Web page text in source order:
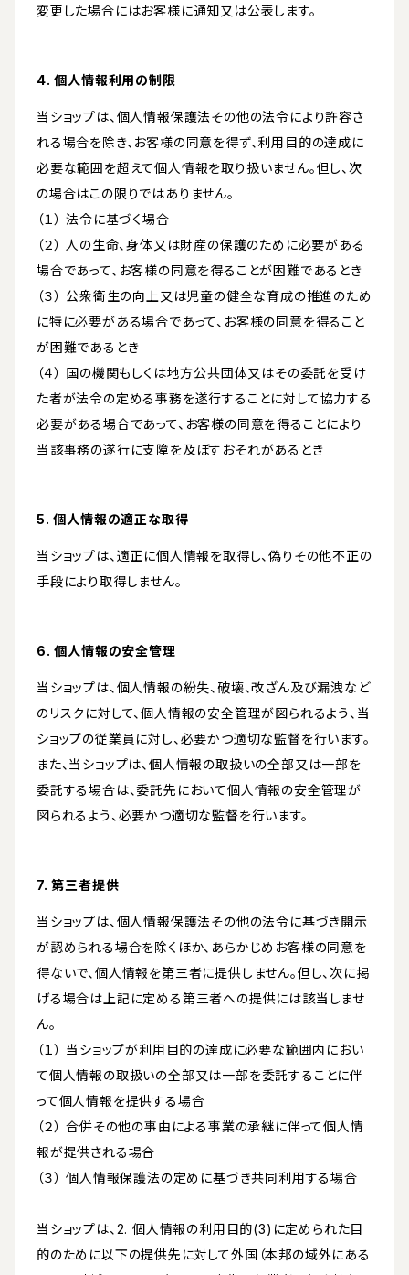
変更した場合にはお客様に通知又は公表します。
4. 個人情報利用の制限
当ショップは、個人情報保護法その他の法令により許容さ
れる場合を除き、お客様の同意を得ず、利用目的の達成に
必要な範囲を超えて個人情報を取り扱いません。但し、次
の場合はこの限りではありません。
（１） 法令に基づく場合
（２） 人の生命、身体又は財産の保護のために必要がある
場合であって、お客様の同意を得ることが困難であるとき
（３） 公衆衛生の向上又は児童の健全な育成の推進のため
に特に必要がある場合であって、お客様の同意を得ること
が困難であるとき
（４） 国の機関もしくは地方公共団体又はその委託を受け
た者が法令の定める事務を遂行することに対して協力する
必要がある場合であって、お客様の同意を得ることにより
当該事務の遂行に支障を及ぼすおそれがあるとき
5. 個人情報の適正な取得
当ショップは、適正に個人情報を取得し、偽りその他不正の
手段により取得しません。
6. 個人情報の安全管理
当ショップは、個人情報の紛失、破壊、改ざん及び漏洩など
のリスクに対して、個人情報の安全管理が図られるよう、当
ショップの従業員に対し、必要かつ適切な監督を行います。
また、当ショップは、個人情報の取扱いの全部又は一部を
委託する場合は、委託先において個人情報の安全管理が
図られるよう、必要かつ適切な監督を行います。
7. 第三者提供
当ショップは、個人情報保護法その他の法令に基づき開示
が認められる場合を除くほか、あらかじめお客様の同意を
得ないで、個人情報を第三者に提供しません。但し、次に掲
げる場合は上記に定める第三者への提供には該当しませ
ん。
（１） 当ショップが利用目的の達成に必要な範囲内におい
て個人情報の取扱いの全部又は一部を委託することに伴
って個人情報を提供する場合
（２） 合併その他の事由による事業の承継に伴って個人情
報が提供される場合
（３） 個人情報保護法の定めに基づき共同利用する場合
当ショップは、2. 個人情報の利用目的(3)に定められた目
的のために以下の提供先に対して外国（本邦の域外にある